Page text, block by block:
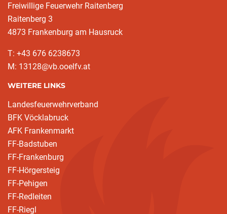
Freiwillige Feuerwehr Raitenberg
Raitenberg 3
4873 Frankenburg am Hausruck
T: +43 676 6238673
M: 13128@vb.ooelfv.at
WEITERE LINKS
Landesfeuerwehrverband
BFK Vöcklabruck
AFK Frankenmarkt
FF-Badstuben
FF-Frankenburg
FF-Hörgersteig
FF-Pehigen
FF-Redleiten
FF-Riegl